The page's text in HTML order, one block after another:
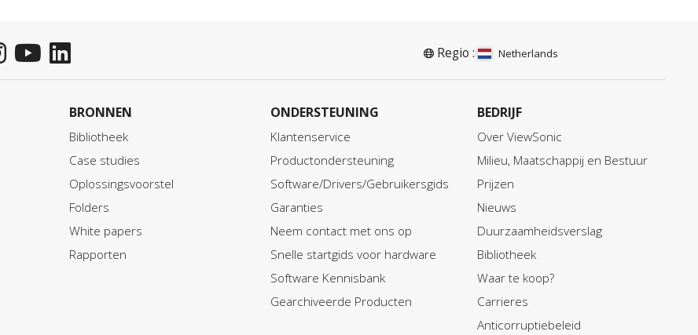
Regio : Netherlands
BRONNEN
Bibliotheek
Case studies
Oplossingsvoorstel
Folders
White papers
Rapporten
ONDERSTEUNING
Klantenservice
Productondersteuning
Software/Drivers/Gebruikersgids
Garanties
Neem contact met ons op
Snelle startgids voor hardware
Software Kennisbank
Gearchiveerde Producten
BEDRIJF
Over ViewSonic
Milieu, Maatschappij en Bestuur
Prijzen
Nieuws
Duurzaamheidsverslag
Bibliotheek
Waar te koop?
Carrieres
Anticorruptiebeleid